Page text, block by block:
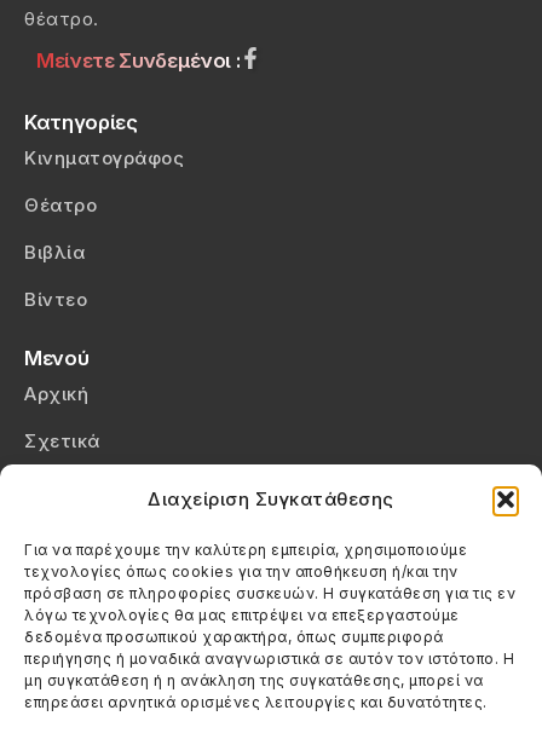
Διαχείριση Συγκατάθεσης
Για να παρέχουμε την καλύτερη εμπειρία, χρησιμοποιούμε
τεχνολογίες όπως cookies για την αποθήκευση ή/και την
πρόσβαση σε πληροφορίες συσκευών. Η συγκατάθεση για τις εν
λόγω τεχνολογίες θα μας επιτρέψει να επεξεργαστούμε
δεδομένα προσωπικού χαρακτήρα, όπως συμπεριφορά
περιήγησης ή μοναδικά αναγνωριστικά σε αυτόν τον ιστότοπο. Η
μη συγκατάθεση ή η ανάκληση της συγκατάθεσης, μπορεί να
επηρεάσει αρνητικά ορισμένες λειτουργίες και δυνατότητες.
θέατρο.
Μείνετε Συνδεμένοι :
Κατηγορίες
Κινηματογράφος
Θέατρο
Βιβλία
Βίντεο
Μενού
Αρχική
Σχετικά
Πολιτική Cookies (ΕΕ)
Στοιχεία Επικοινωνίας
Καλεσέ μας
(+30) 6974123481